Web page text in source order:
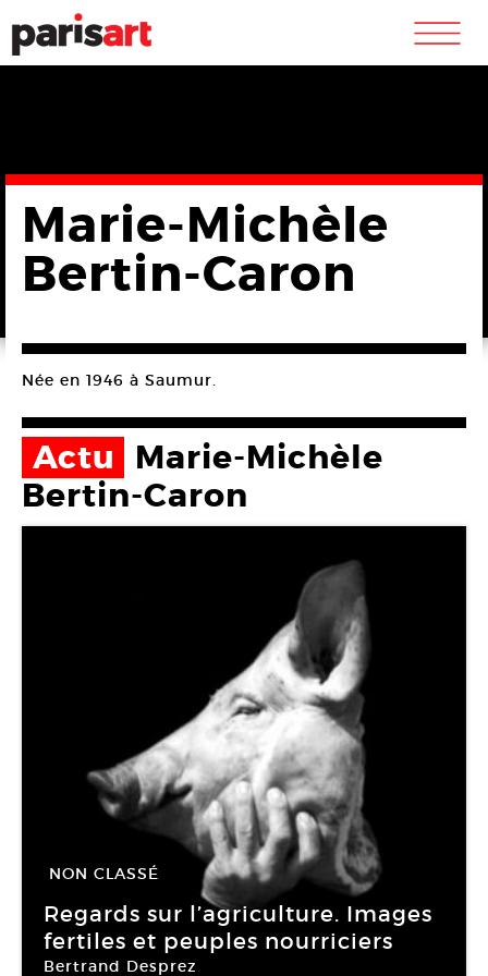
m
Marie-Michèle
Bertin-Caron
Née en 1946 à Saumur.
Actu
Marie-Michèle
Bertin-Caron
NON CLASSÉ
11 Sep - 31 Déc 2010
Regards sur l’agriculture. Images
fertiles et peuples nourriciers
Bertrand Desprez